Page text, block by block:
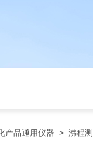
产品通用仪器 > 沸程